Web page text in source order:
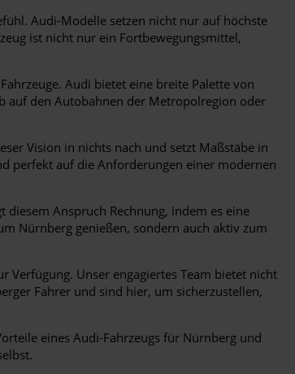
Audi-Modelle setzen nicht nur auf höchste
ist nicht nur ein Fortbewegungsmittel,
Audi bietet eine breite Palette von
auf den Autobahnen der Metropolregion oder
Vision in nichts nach und setzt Maßstäbe in
perfekt auf die Anforderungen einer modernen
Anspruch Rechnung, indem es eine
Nürnberg genießen, sondern auch aktiv zum
Verfügung. Unser engagiertes Team bietet nicht
Fahrer und sind hier, um sicherzustellen,
eines Audi-Fahrzeugs für Nürnberg und